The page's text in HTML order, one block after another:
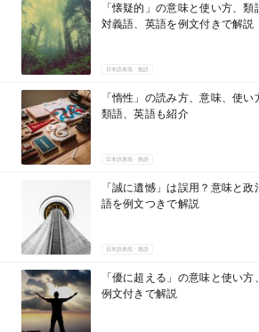
「懐疑的」の意味と使い方、類
対義語、英語を例文付きで解説
日本語表現・熟語
「惰性」の読み方、意味、使い
類語、英語も紹介
日本語表現・熟語
「誠に遺憾」は誤用？意味と
語を例文つきで解説
日本語表現・熟語
「優に超える」の意味と使い
例文付きで解説